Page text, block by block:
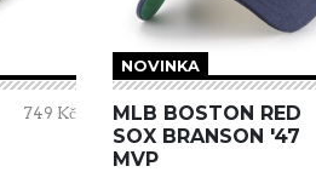
749 Kč
NOVINKA
MLB BOSTON RED
SOX BRANSON '47
MVP